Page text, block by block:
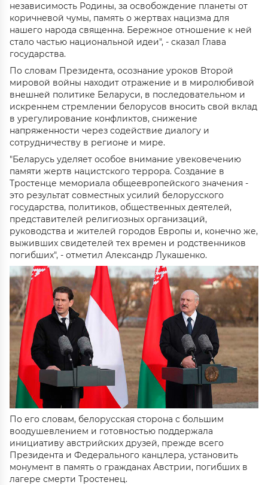
независимость Родины, за освобождение планеты от
коричневой чумы, память о жертвах нацизма для
нашего народа священна. Бережное отношение к ней
стало частью национальной идеи", - сказал Глава
государства.
По словам Президента, осознание уроков Второй
мировой войны находит отражение и в миролюбивой
внешней политике Беларуси, в последовательном и
искреннем стремлении белорусов вносить свой вклад
в урегулирование конфликтов, снижение
напряженности через содействие диалогу и
сотрудничеству в регионе и мире.
"Беларусь уделяет особое внимание увековечению
памяти жертв нацистского террора. Создание в
Тростенце мемориала общеевропейского значения -
это результат совместных усилий белорусского
государства, политиков, общественных деятелей,
представителей религиозных организаций,
руководства и жителей городов Европы и, конечно же,
выживших свидетелей тех времен и родственников
погибших", - отметил Александр Лукашенко.
По его словам, белорусская сторона с большим
воодушевлением и готовностью поддержала
инициативу австрийских друзей, прежде всего
Президента и Федерального канцлера, установить
монумент в память о гражданах Австрии, погибших в
лагере смерти Тростенец.